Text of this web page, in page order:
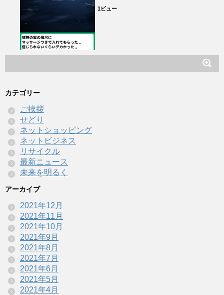
1ビュー
カテゴリー
ご挨拶
せどり
ネットショッピング
ネットビジネス
リサイクル
最新ニュース
未来を明るく
アーカイブ
2021年12月
2021年11月
2021年10月
2021年9月
2021年8月
2021年7月
2021年6月
2021年5月
2021年4月